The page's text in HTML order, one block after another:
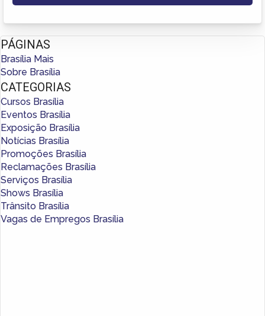
PÁGINAS
Brasília Mais
Sobre Brasília
CATEGORIAS
Cursos Brasília
Eventos Brasília
Exposição Brasília
Notícias Brasília
Promoções Brasília
Reclamações Brasília
Serviços Brasília
Shows Brasília
Trânsito Brasília
Vagas de Empregos Brasília